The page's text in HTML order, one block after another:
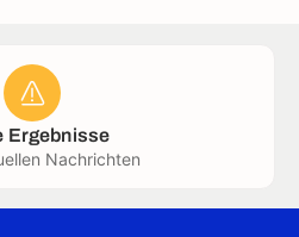
Ergebnisse
Nachrichten